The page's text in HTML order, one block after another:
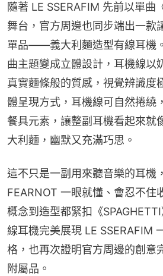
隨著 LE SSERAFIM 先前以單曲
舞台，官方周邊也同步端出一款
單品——義大利麵造型有線耳機
曲主題變成立體設計，耳機線以
真實麵條般的質感，視覺辨識度
體呈現方式，耳機線可自然捲繞
餐具元素，讓整副耳機看起來就
大利麵，幽默又充滿巧思。
這不只是一副用來聽音樂的耳機
FEARNOT 一眼就懂、會忍不住
概念到造型都緊扣《
線耳機完美展現 LE SSERAFIM
格，也再次證明官方周邊的創意
附屬品。